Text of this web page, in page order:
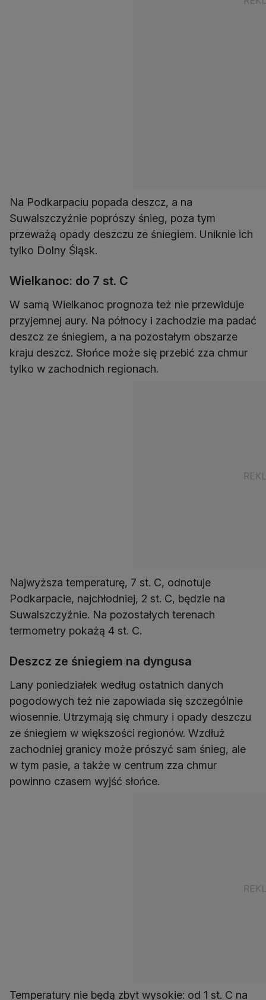
Na Podkarpaciu popada deszcz, a na
Suwalszczyźnie poprószy śnieg, poza tym
przeważą opady deszczu ze śniegiem. Uniknie ich
tylko Dolny Śląsk.
Wielkanoc: do 7 st. C
W samą Wielkanoc prognoza też nie przewiduje
przyjemnej aury. Na północy i zachodzie ma padać
deszcz ze śniegiem, a na pozostałym obszarze
kraju deszcz. Słońce może się przebić zza chmur
tylko w zachodnich regionach.
Najwyższa temperaturę, 7 st. C, odnotuje
Podkarpacie, najchłodniej, 2 st. C, będzie na
Suwalszczyźnie. Na pozostałych terenach
termometry pokażą 4 st. C.
Deszcz ze śniegiem na dyngusa
Lany poniedziałek według ostatnich danych
pogodowych też nie zapowiada się szczególnie
wiosennie. Utrzymają się chmury i opady deszczu
ze śniegiem w większości regionów. Wzdłuż
zachodniej granicy może prószyć sam śnieg, ale
w tym pasie, a także w centrum zza chmur
powinno czasem wyjść słońce.
Temperatury nie będą zbyt wysokie: od 1 st. C na